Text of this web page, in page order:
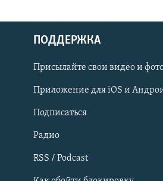
Українською
Qırımtatar
ПРИСОЕДИНЯЙТЕСЬ!
ПОДДЕРЖКА
Присылайте свои видео и
Приложение для iOS и
Подписаться
Радио
RSS / Podcast